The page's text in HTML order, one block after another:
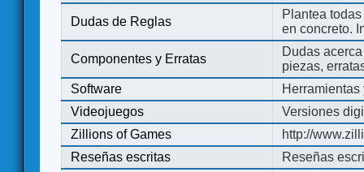
Dudas de Reglas
Plantea
en concreto.
Componentes y Erratas
Dudas
piezas,
Software
Videojuegos
Versiones
Zillions of Games
http://
Reseñas escritas
Reseñas